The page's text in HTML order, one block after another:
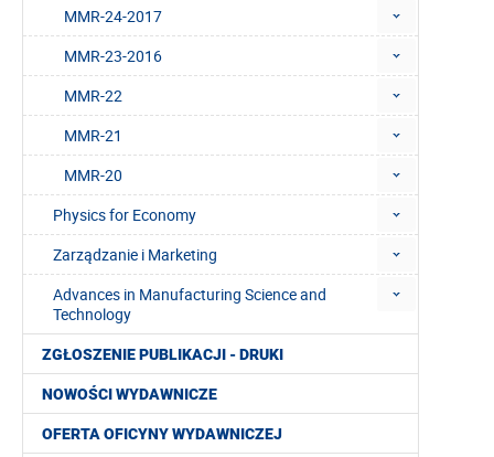
MMR-24-2017
MMR-23-2016
MMR-22
MMR-21
MMR-20
Physics for Economy
Zarządzanie i Marketing
Advances in Manufacturing Science and
Technology
ZGŁOSZENIE PUBLIKACJI - DRUKI
NOWOŚCI WYDAWNICZE
OFERTA OFICYNY WYDAWNICZEJ